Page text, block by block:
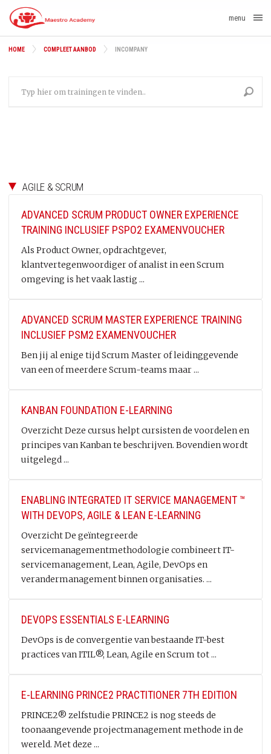
menu
HOME COMPLEET AANBOD INCOMPANY
AGILE & SCRUM
ADVANCED SCRUM PRODUCT OWNER EXPERIENCE
TRAINING INCLUSIEF PSPO2 EXAMENVOUCHER
Als Product Owner, opdrachtgever,
klantvertegenwoordiger of analist in een Scrum
omgeving is het vaak lastig ...
ADVANCED SCRUM MASTER EXPERIENCE TRAINING
INCLUSIEF PSM2 EXAMENVOUCHER
Ben jij al enige tijd Scrum Master of leidinggevende
van een of meerdere Scrum-teams maar ...
KANBAN FOUNDATION E-LEARNING
Overzicht Deze cursus helpt cursisten de voordelen en
principes van Kanban te beschrijven. Bovendien wordt
uitgelegd ...
ENABLING INTEGRATED IT SERVICE MANAGEMENT ™
WITH DEVOPS, AGILE & LEAN E-LEARNING
Overzicht De geïntegreerde
servicemanagementmethodologie combineert IT-
servicemanagement, Lean, Agile, DevOps en
verandermanagement binnen organisaties. ...
DEVOPS ESSENTIALS E-LEARNING
DevOps is de convergentie van bestaande IT-best
practices van ITIL®, Lean, Agile en Scrum tot ...
E-LEARNING PRINCE2 PRACTITIONER 7TH EDITION
PRINCE2® zelfstudie PRINCE2 is nog steeds de
toonaangevende projectmanagement methode in de
wereld. Met deze ...